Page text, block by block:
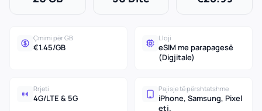
Çmimi për GB
€1.45/GB
Lloji
eSIM me parapagesë
(Digjitale)
Rrjeti
4G/LTE & 5G
Pajisje të përshtatshme
iPhone, Samsung, Pixel
etj.